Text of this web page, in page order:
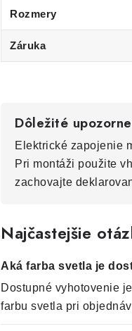
Rozmery
Záruka
Dôležité
Elektrické zapojenie
Pri montáži použite
zachovajte
Najčastejšie
Aká farba svetla je
Dostupné vyhotovenie
farbu svetla pri